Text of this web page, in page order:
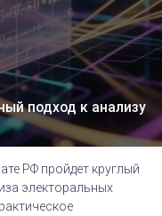
подход к анализу
РФ пройдет круглый
электоральных